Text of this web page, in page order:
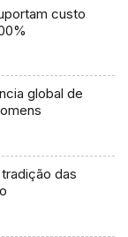
custo
global de
das